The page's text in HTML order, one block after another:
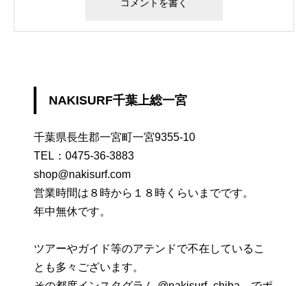
NAKISURF千葉上総一宮
千葉県長生郡一宮町一宮9355-10
TEL： 0475-36-3883
shop@nakisurf.com
営業時間は８時から１８時くらいまでです。
年中無休です。
ツアーやガイド等のアテンドで不在しているこ
とも多々ございます。